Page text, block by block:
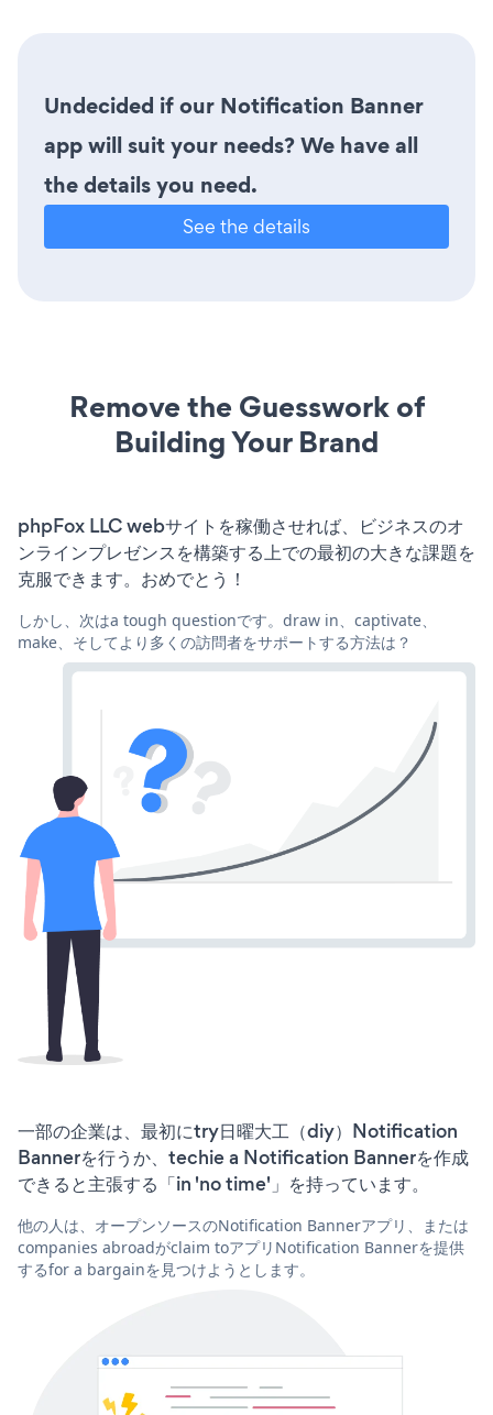
Undecided if our Notification Banner
app will suit your needs? We have all
the details you need.
See the details
Remove the Guesswork of
Building Your Brand
phpFox LLC webサイトを稼働させれば、ビジネスのオ
ンラインプレゼンスを構築する上での最初の大きな課題を
克服できます。おめでとう！
しかし、次はa tough questionです。draw in、captivate、
make、そしてより多くの訪問者をサポートする方法は？
一部の企業は、最初にtry日曜大工（diy）Notification
Bannerを行うか、techie a Notification Bannerを作成
できると主張する「in 'no time'」を持っています。
他の人は、オープンソースのNotification Bannerアプリ、または
companies abroadがclaim toアプリNotification Bannerを提供
するfor a bargainを見つけようとします。